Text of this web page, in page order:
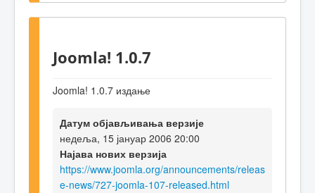
Joomla! 1.0.7
Joomla! 1.0.7 издање
Датум објављивања верзије
недеља, 15 јануар 2006 20:00
Најава нових верзија
https://www.joomla.org/announcements/releas
e-news/727-joomla-107-released.html